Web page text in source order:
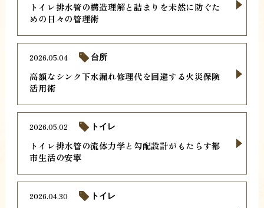
トイレ排水管の構造理解と詰まりを未然に防ぐた
めの日々の管理術
高額なシンク下水漏れ修理代を回避する火災保険
活用術
2026.05.04 台所
トイレ排水管の流体力学と勾配設計がもたらす都
市生活の安寧
2026.05.02 トイレ
2026.04.30 トイレ